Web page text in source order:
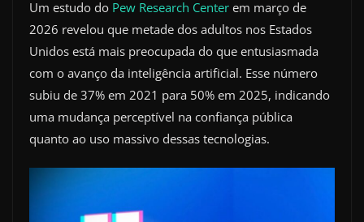
Um estudo do Pew Research Center em março de
2026 revelou que metade dos adultos nos Estados
Unidos está mais preocupada do que entusiasmada
com o avanço da inteligência artificial. Esse número
subiu de 37% em 2021 para 50% em 2025, indicando
uma mudança perceptível na confiança pública
quanto ao uso massivo dessas tecnologias.